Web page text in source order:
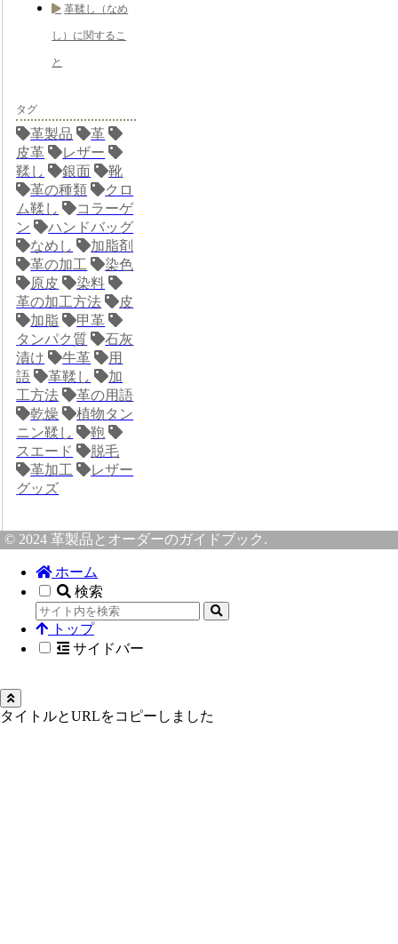
革鞣し（なめ
し）に関するこ
と
タグ
革製品
革
皮革
レザー
鞣し
銀面
靴
革の種類
クロ
ム鞣し
コラーゲ
ン
ハンドバッグ
なめし
加脂剤
革の加工
染色
原皮
染料
革の加工方法
皮
加脂
甲革
タンパク質
石灰
漬け
牛革
用
語
革鞣し
加
工方法
革の用語
乾燥
植物タン
ニン鞣し
鞄
スエード
脱毛
革加工
レザー
グッズ
© 2024 革製品とオーダーのガイドブック.
ホーム
検索
トップ
サイドバー
タイトルとURLをコピーしました